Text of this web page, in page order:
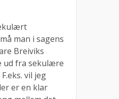
man i sagens
Breiviks
ud fra sekulære
vil jeg
er en klar